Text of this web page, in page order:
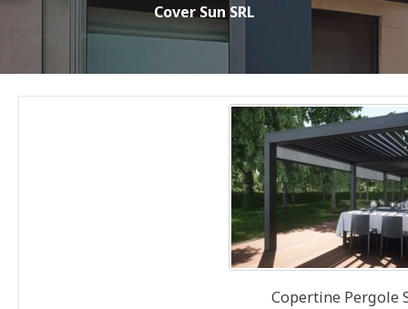
Cover Sun SRL
Copertine Pergole